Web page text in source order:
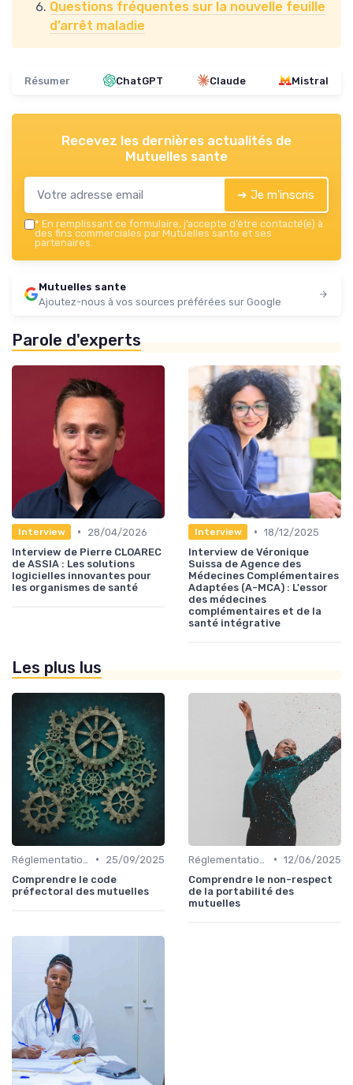
Questions fréquentes sur la nouvelle feuille
d’arrêt maladie
Résumer ChatGPT Claude Mistral
Recevez les dernières actualités de
Mutuelles sante
➔ Je m'inscris
* En remplissant ce formulaire, j’accepte d’être contacté(e) à
des fins commerciales par Mutuelles sante et ses
partenaires.
Mutuelles sante
Ajoutez-nous à vos sources préférées sur Google
Parole d'experts
Interview •
28/04/2026
Interview de Pierre CLOAREC
de ASSIA : Les solutions
logicielles innovantes pour
les organismes de santé
Interview • 18/12/2025
Interview de Véronique
Suissa de Agence des
Médecines Complémentaires
Adaptées (A-MCA) : L'essor
des médecines
complémentaires et de la
santé intégrative
Les plus lus
•
25/09/2025
Comprendre le code
préfectoral des mutuelles
• 12/06/2025
Comprendre le non-respect
de la portabilité des
mutuelles